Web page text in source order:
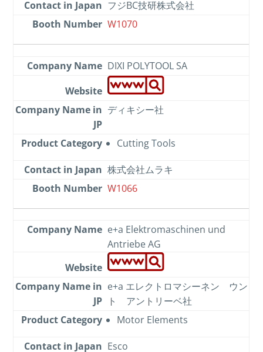
フジBC技研株式会社
W1070
DIXI POLYTOOL SA
ディキシー社
Cutting Tools
株式会社ムラキ
W1066
e+a Elektromaschinen und
Antriebe AG
e+a エレクトロマシーネン ウン
ト アントリーベ社
Motor Elements
Esco